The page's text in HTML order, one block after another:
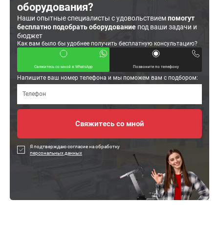
оборудования?
Наши опытные специалисты с удовольствиемпомогут
бесплатно подобрать оборудование под ваши задачи и
бюджет
Как вам было бы удобнее получить бесплатную консультацию?
Свяжитесь со мной в WhatsApp Позвоните по телефону
Напишите ваш номер телефона и мы поможем вам с подбором:
Я подтверждаю согласие на обработку
персональных данных